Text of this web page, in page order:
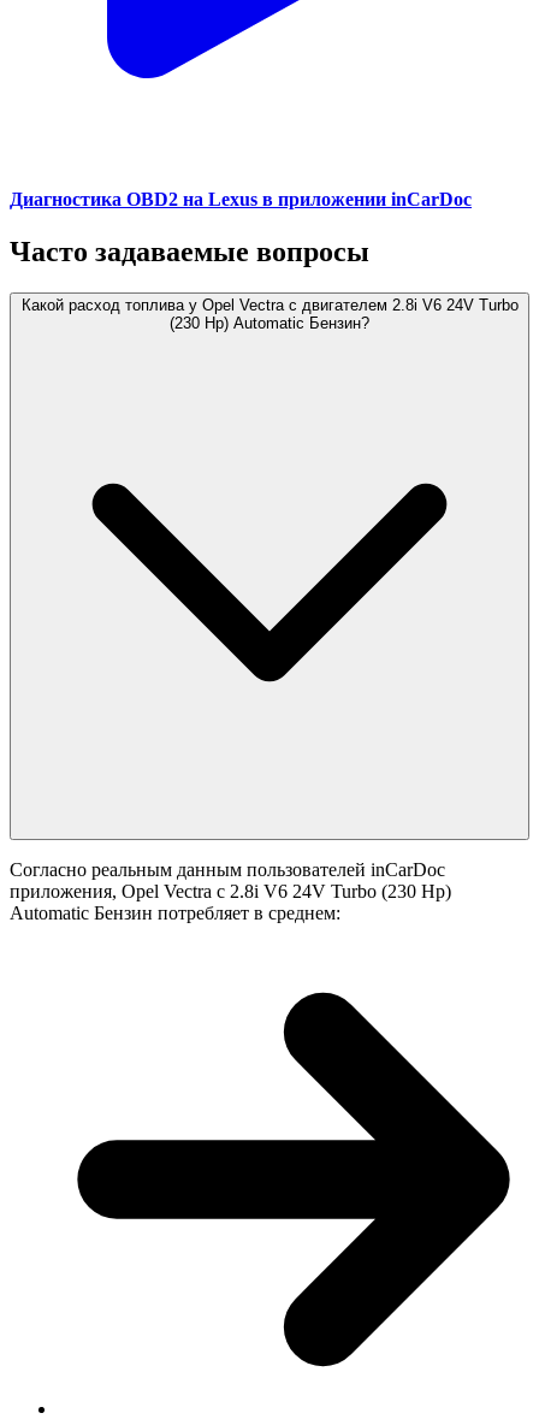
Диагностика OBD2 на Lexus в приложении inCarDoc
Часто задаваемые вопросы
Какой расход топлива у Opel Vectra с двигателем 2.8i V6 24V Turbo
(230 Hp) Automatic Бензин?
Согласно реальным данным пользователей inCarDoc
приложения, Opel Vectra с 2.8i V6 24V Turbo (230 Hp)
Automatic Бензин потребляет в среднем: